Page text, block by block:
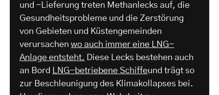
und -Lieferung treten Methanlecks auf, die
Gesundheitsprobleme und die Zerstörung
von Gebieten und Küstengemeinden
verursachen wo auch immer eine LNG-
Anlage entsteht. Diese Lecks bestehen auch
an Bord LNG-betriebene Schiffeund trägt so
zur Beschleunigung des Klimakollapses bei.